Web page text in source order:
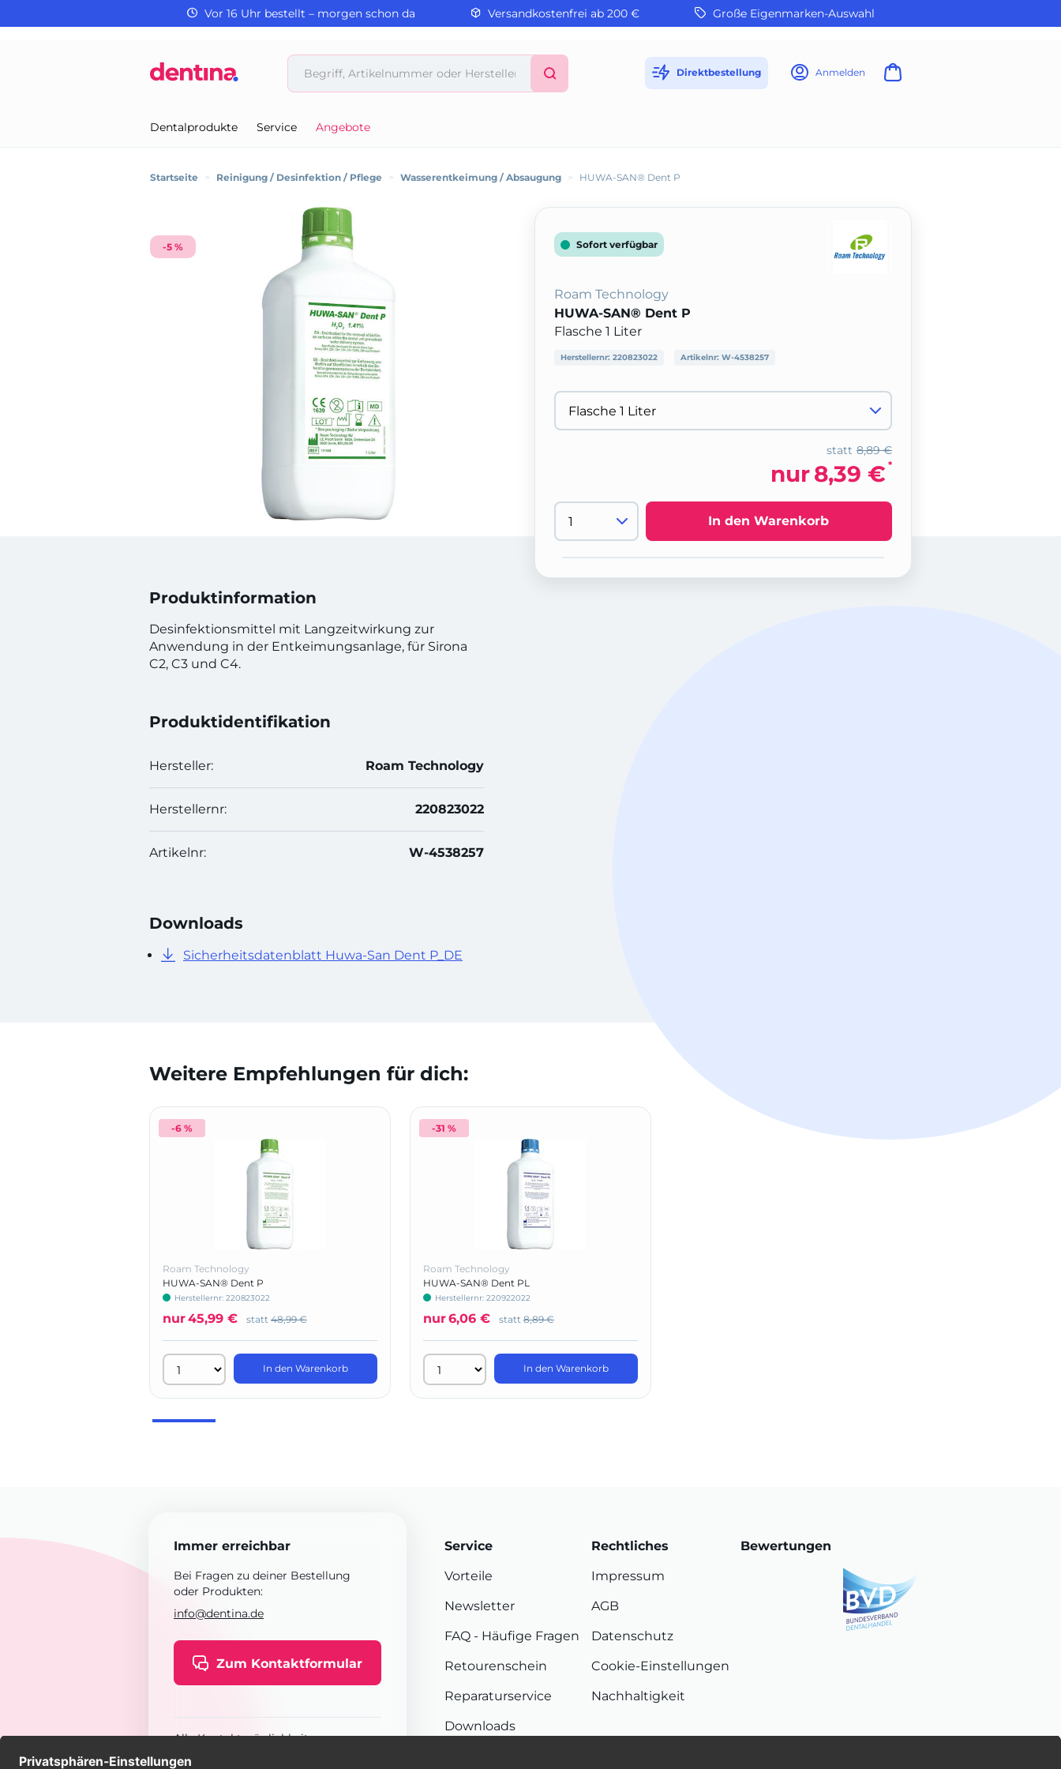
Vor 16 Uhr bestellt – morgen schon da Versandkostenfrei ab 200 € Große Eigenmarken-Auswahl
Direktbestellung Anmelden
Dentalprodukte Service Angebote
Startseite > Reinigung / Desinfektion / Pflege > Wasserentkeimung / Absaugung > HUWA-SAN® Dent P
-5 %
Produktinformation
Desinfektionsmittel mit Langzeitwirkung zur
Anwendung in der Entkeimungsanlage, für Sirona
C2, C3 und C4.
Produktidentifikation
Hersteller: Roam Technology
Herstellernr: 220823022
Artikelnr: W-4538257
Downloads
Sicherheitsdatenblatt Huwa-San Dent P_DE
Sofort verfügbar
Roam Technology
HUWA-SAN® Dent P
Flasche 1 Liter
Herstellernr: 220823022 Artikelnr: W-4538257
8,89 €
statt
nur8,39 € *
In den Warenkorb
Weitere Empfehlungen für dich:
-6 %
Roam Technology
HUWA-SAN® Dent P
Herstellernr: 220823022
nur45,99 € statt 48,99 €
In den Warenkorb
-31 %
Roam Technology
HUWA-SAN® Dent PL
Herstellernr: 220922022
nur6,06 € statt 8,89 €
In den Warenkorb
Immer erreichbar
Bei Fragen zu deiner Bestellung
oder Produkten:
info@dentina.de
Zum Kontaktformular
Alle Kontaktmöglichkeiten
Service
Vorteile
Newsletter
FAQ - Häufige Fragen
Retourenschein
Reparaturservice
Downloads
Rechtliches
Impressum
AGB
Datenschutz
Cookie-Einstellungen
Nachhaltigkeit
Bewertungen